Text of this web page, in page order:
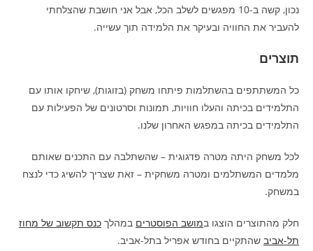
נכון, קשה ב-10 מפגשים לשלב הכל, אבל אני חושבת שהצלחתי
להעביר את החוויה ובעיקר את הלמידה תוך עשייה.
תוצרים
כל המשתתפים בהשתלמות פיתחו משחק (בזוגות), שיחקו אותו עם
התלמידים בכיתה והעלו חוויות, תמונות וסרטונים של הפעילות עם
התלמידים בכיתה במפגש האחרון שלנו.
לכל משחק היתה מטרה פדגוגית – שהשתלבה עם התכנים שאותם
מלמדים המשתלמים ומטרה משחקית – זאת שצריך להשיג כדי לנצח
במשחק.
חלק מהתוצרים הוצגו במושב הפוסטרים במהלך כנס תקשוב של מחוז
תל-אביב שהתקיים בחודש אפריל בתל-אביב.